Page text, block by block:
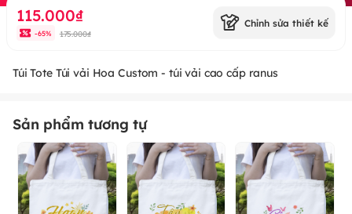
115.000₫
-65% 175.000₫
Chỉnh sửa thiết kế
Túi Tote Túi vải Hoa Custom - túi vải cao cấp ranus
Sản phẩm tương tự